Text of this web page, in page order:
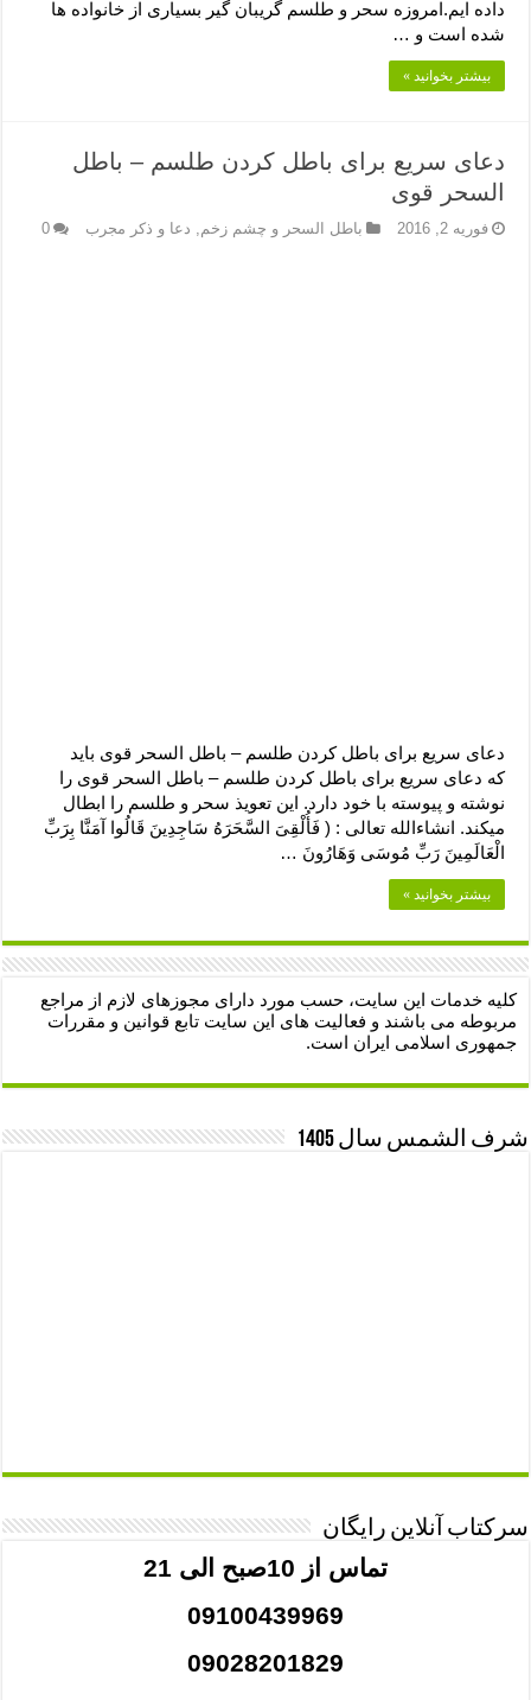
داده ایم.امروزه سحر و طلسم گریبان گیر بسیاری از خانواده ها
شده است و …
بیشتر بخوانید »
دعای سریع برای باطل کردن طلسم – باطل
السحر قوی
فوریه 2, 2016 باطل السحر و چشم زخم, دعا و ذکر مجرب 0
دعای سریع برای باطل کردن طلسم – باطل السحر قوی باید
که دعای سریع برای باطل کردن طلسم – باطل السحر قوی را
نوشته و پیوسته با خود دارد. این تعویذ سحر و طلسم را ابطال
میکند. انشاءالله تعالی : ( فَأُلْقِیَ السَّحَرَهُ سَاجِدِینَ قَالُوا آمَنَّا بِرَبِّ
الْعَالَمِینَ رَبِّ مُوسَی وَهَارُونَ …
بیشتر بخوانید »
کلیه خدمات این سایت، حسب مورد دارای مجوزهای لازم از مراجع
مربوطه می باشند و فعالیت های این سایت تابع قوانین و مقررات
جمهوری اسلامی ایران است.
شرف الشمس سال 1405
سرکتاب آنلاین رایگان
تماس از 10صبح الی 21
09100439969
09028201829